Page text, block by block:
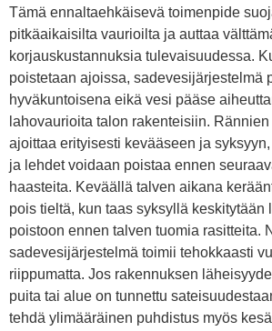
Tämä ennaltaehkäisevä toimenpide
pitkäaikaisilta vaurioilta ja auttaa
korjauskustannuksia tulevaisuudessa.
poistetaan ajoissa, sadevesijärjestelmä
hyväkuntoisena eikä vesi pääse
lahovaurioita talon rakenteisiin.
ajoittaa erityisesti kevääseen ja
ja lehdet voidaan poistaa ennen
haasteita. Keväällä talven aikana
pois tieltä, kun taas syksyllä keskitytään
poistoon ennen talven tuomia rasitteita.
sadevesijärjestelmä toimii tehokkaasti
riippumatta. Jos rakennuksen
puita tai alue on tunnettu
tehdä ylimääräinen puhdistus myös